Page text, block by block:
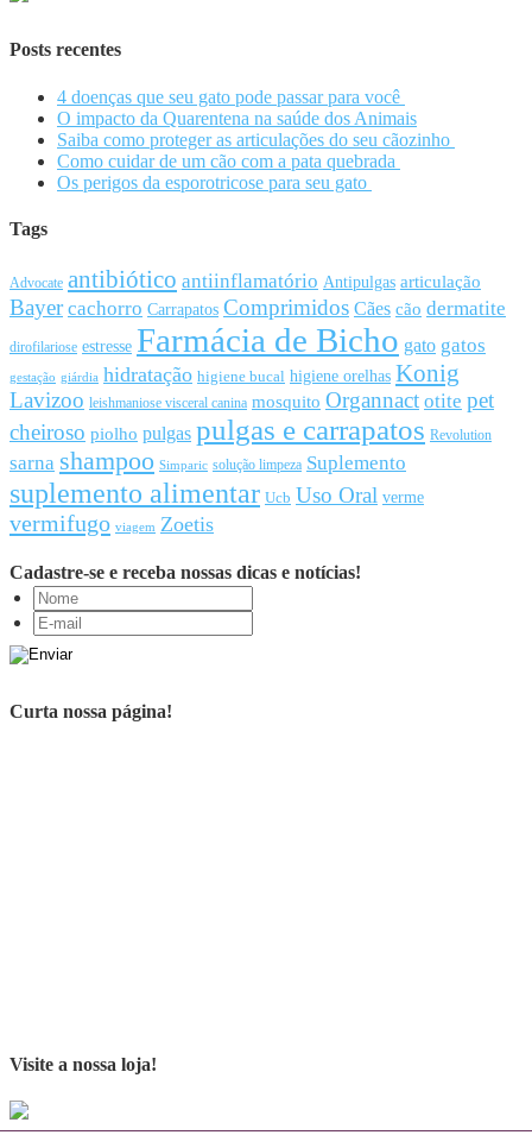
Posts recentes
4 doenças que seu gato pode passar para você
O impacto da Quarentena na saúde dos Animais
Saiba como proteger as articulações do seu cãozinho
Como cuidar de um cão com a pata quebrada
Os perigos da esporotricose para seu gato
Tags
Advocate antibiótico antiinflamatório Antipulgas articulação
Bayer cachorro Carrapatos Comprimidos Cães cão dermatite
dirofilariose estresse Farmácia de Bicho gato gatos
gestação giárdia hidratação higiene bucal higiene orelhas Konig
Lavizoo leishmaniose visceral canina mosquito Organnact otite pet
cheiroso piolho pulgas pulgas e carrapatos Revolution
sarna shampoo Simparic solução limpeza Suplemento
suplemento alimentar Ucb Uso Oral verme
vermifugo viagem Zoetis
Cadastre-se e receba nossas dicas e notícias!
Curta nossa página!
Visite a nossa loja!